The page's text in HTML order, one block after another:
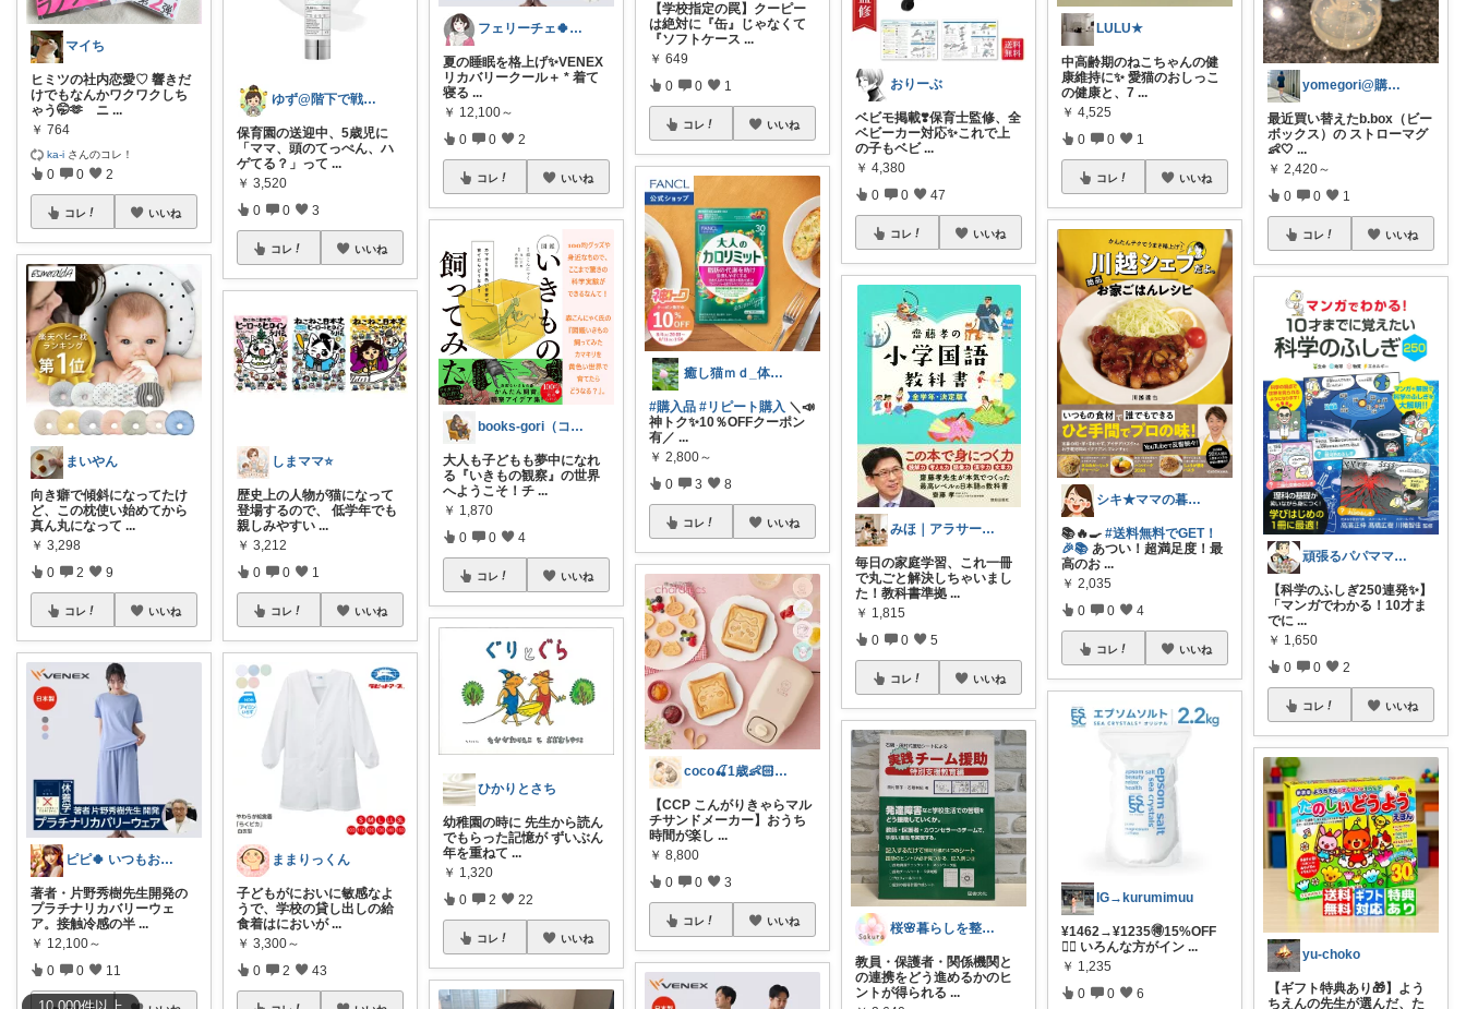
マイち
ヒミツの社内恋愛♡ 響きだ
けでもなんかワクワクしち
ゃう🤭🫶 ニ ...
￥ 764
ka-i さんのコレ！
0 0 2
コレ いいね
まいやん
向き癖で傾斜になってたけ
ど、この枕使い始めてから
真ん丸になって ...
￥ 3,298
0 2 9
コレ いいね
ピピ🍀 いつもお立ち寄りありがとう🥰
著者・片野秀樹先生開発の
プラチナリカバリーウェ
ア。接触冷感の半 ...
￥ 12,100～
0 0 11
ゆず@階下で戦う主婦
保育園の送迎中、5歳児に
「ママ、頭のてっぺん、ハ
ゲてる？」って ...
￥ 3,520
0 0 3
コレ いいね
しまママ⭐
歴史上の人物が猫になって
登場するので、 低学年でも
親しみやすい ...
￥ 3,212
0 0 1
コレ いいね
ままりっくん
子どもがにおいに敏感なよ
うで、学校の貸し出しの給
食着はにおいが ...
￥ 3,300～
0 2 43
フェリーチェ🍀いいね購入ありがとう🌸
夏の睡眠を格上げ✨VENEX
リカバリークール＋ * 着て
寝る ...
￥ 12,100～
0 0 2
コレ いいね
books-gori（コミック・本など）
大人も子どもも夢中になれ
る『いきもの観察』の世界
へようこそ！チ ...
￥ 1,870
0 0 4
コレ いいね
ひかりとさち
幼稚園の時に 先生から読ん
でもらった記憶が ずいぶん
年を重ねて ...
￥ 1,320
0 2 22
コレ いいね
【学校指定の罠】クーピー
は絶対に『缶』じゃなくて
『ソフトケース ...
￥ 649
0 0 1
コレ いいね
癒し猫ｍｄ_体調不良につきゆっくりです；
#購入品 #リピート購入 ＼📣
神トク✨10％OFFクーポン
有／ ...
￥ 2,800～
0 3 8
コレ いいね
coco🍒1歳👶🏻5歳🐈
【CCP こんがりきゃらマル
チサンドメーカー】おうち
時間が楽し ...
￥ 8,800
0 0 3
コレ いいね
おりーぶ
ベビモ掲載❣️保育士監修、全
ベビーカー対応✨これで上
の子もベビ ...
￥ 4,380
0 0 47
コレ いいね
みほ｜アラサー主婦｜共働き｜2児育児中
毎日の家庭学習、これ一冊
で丸ごと解決しちゃいまし
た！教科書準拠 ...
￥ 1,815
0 0 5
コレ いいね
桜🌸暮らしを整える元教員
教員・保護者・関係機関と
の連携をどう進めるかのヒ
ントが得られる ...
LULU★
中高齢期のねこちゃんの健
康維持に✨ 愛猫のおしっこ
の健康と、7 ...
￥ 4,525
0 0 1
コレ いいね
シキ★ママの暮らし、キッズ
📚🔥🍳#送料無料でGET！
🎉📚 あつい！超満足度！最
高のお ...
￥ 2,035
0 0 4
コレ いいね
IG→kurumimuu
¥1462→¥1235🉐15%OFF
❤️‍🔥 いろんな方がイン ...
￥ 1,235
0 0 6
yomegori@購入品オリ写🍬
最近買い替えたb.box（ビー
ボックス）の ストローマグ
👶🤍...
￥ 2,420～
0 0 1
コレ いいね
頑張るパパママ応援隊@育児・子供用品紹介
【科学のふしぎ250連発✨】
「マンガでわかる！10才ま
でに ...
￥ 1,650
0 0 2
コレ いいね
yu-choko
【ギフト特典あり🎁】よう
ちえんの先生が選んだ、た